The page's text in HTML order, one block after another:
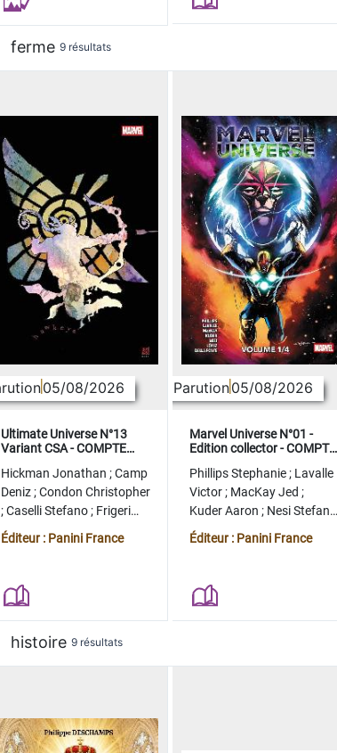
ferme 9 résultats
05/08/2026
Ultimate Universe N°13
Variant CSA - COMPTE
Hickman Jonathan ;Camp
Deniz;Condon Christopher
;Caselli Stefano; Frigeri
Juan
Éditeur : Panini France
Parution05/08/2026
Marvel Universe N°01 -
Edition collector - COMPTE
Phillips Stephanie; Lavalle
Victor; MacKay Jed ;
Kuder Aaron ; Nesi Stefano
;Lopez Alvaro
Éditeur : Panini France
histoire 9 résultats